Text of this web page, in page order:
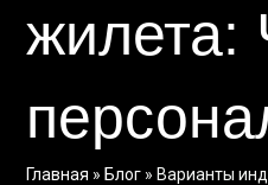
жилета:
Главная » Блог » Варианты